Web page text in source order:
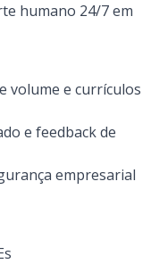
humano 24/7 em
volume e currículos
e feedback de
empresarial